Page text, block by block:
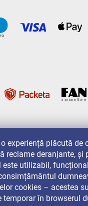
experiență plăcută de
reclame deranjante, și
este utilizabil,
cookies – acestea
temporar în browserul
și reduceri,